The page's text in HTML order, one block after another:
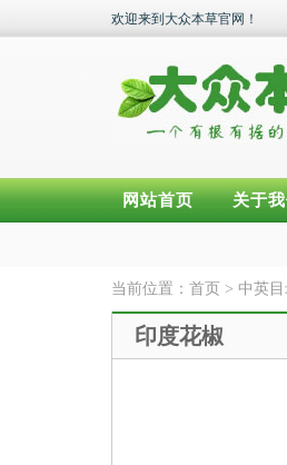
欢迎来到大众本草官网！
网站首页 关于
当前位置： 首页 > 中英目
印度花椒